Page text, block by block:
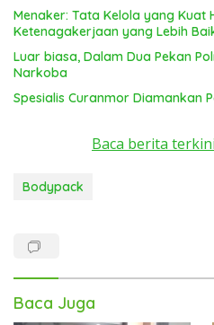
Menaker: Tata Kelola yang Kuat
Ketenagakerjaan yang Lebih
Luar biasa, Dalam Dua Pekan
Narkoba
Spesialis Curanmor Diamankan
Baca berita
Bodypack
Baca Juga